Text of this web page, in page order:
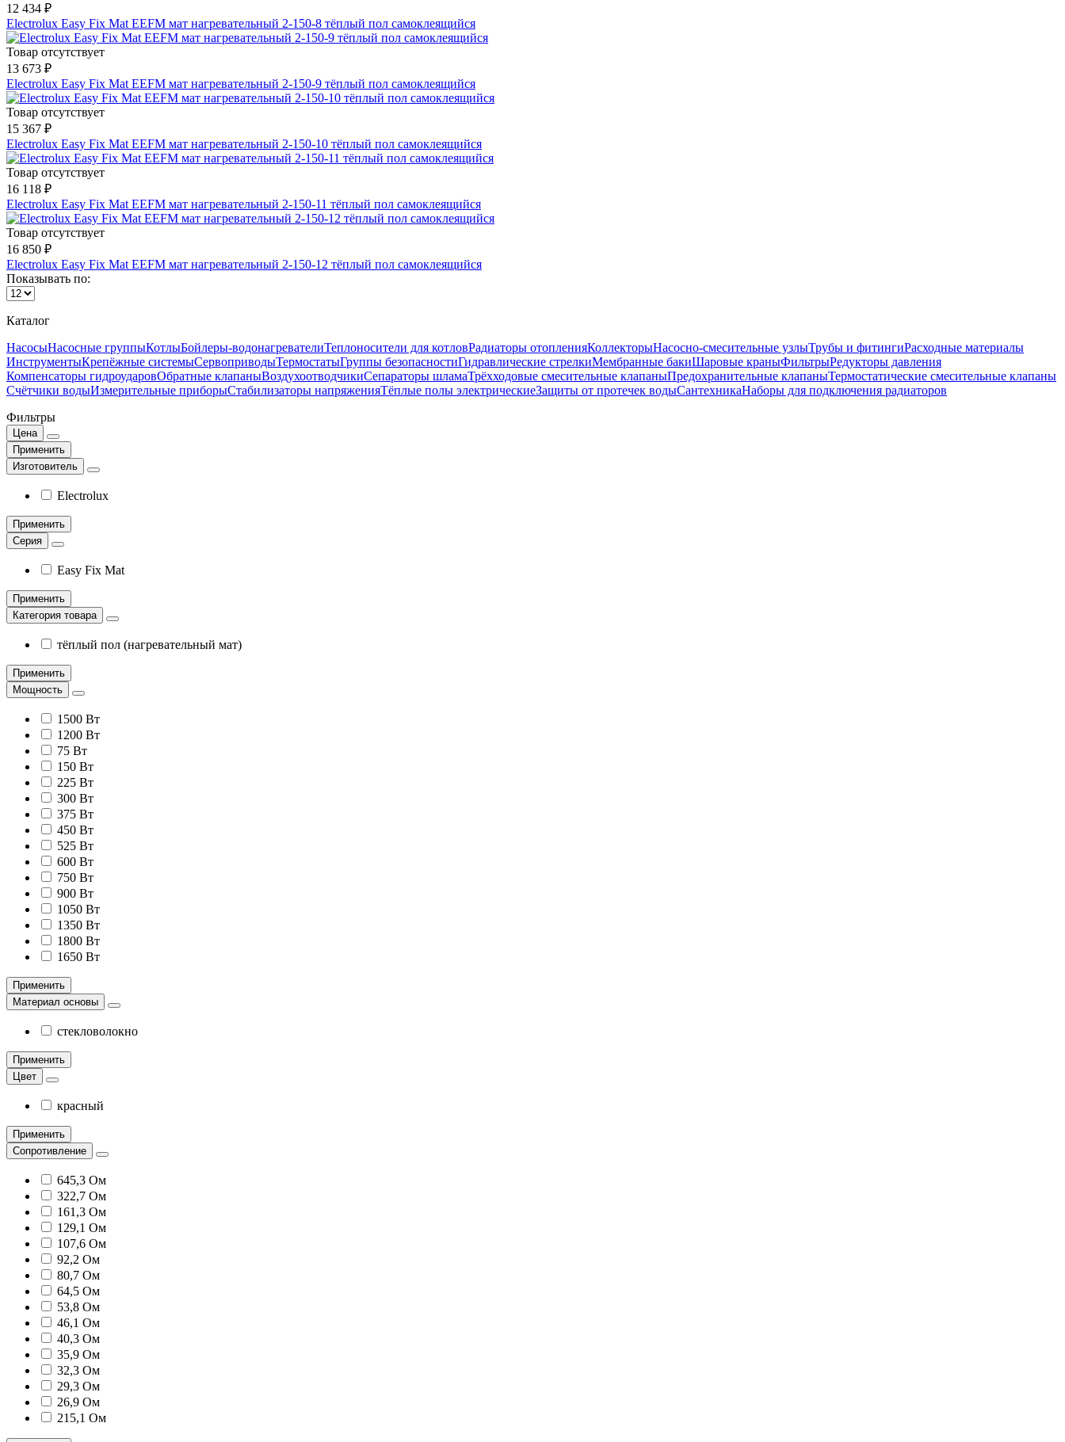
12 434 ₽
Electrolux Easy Fix Mat EEFM мат нагревательный 2-150-8 тёплый пол самоклеящийся
Товар отсутствует
13 673 ₽
Electrolux Easy Fix Mat EEFM мат нагревательный 2-150-9 тёплый пол самоклеящийся
Товар отсутствует
15 367 ₽
Electrolux Easy Fix Mat EEFM мат нагревательный 2-150-10 тёплый пол самоклеящийся
Товар отсутствует
16 118 ₽
Electrolux Easy Fix Mat EEFM мат нагревательный 2-150-11 тёплый пол самоклеящийся
Товар отсутствует
16 850 ₽
Electrolux Easy Fix Mat EEFM мат нагревательный 2-150-12 тёплый пол самоклеящийся
Показывать по:
Каталог
НасосыНасосные группыКотлыБойлеры-водонагревателиТеплоносители для котловРадиаторы отопленияКоллекторыНасосно-смесительные узлыТрубы и фитингиРасходные материалы
ИнструментыКрепёжные системыСервоприводыТермостатыГруппы безопасностиГидравлические стрелкиМембранные бакиШаровые краныФильтрыРедукторы давления
Компенсаторы гидроударовОбратные клапаныВоздухоотводчикиСепараторы шламаТрёхходовые смесительные клапаныПредохранительные клапаныТермостатические смесительные клапаны
Счётчики водыИзмерительные приборыСтабилизаторы напряженияТёплые полы электрическиеЗащиты от протечек водыСантехникаНаборы для подключения радиаторов
Фильтры
Цена
Применить
Изготовитель
Electrolux
Применить
Серия
Easy Fix Mat
Применить
Категория товара
тёплый пол (нагревательный мат)
Применить
Мощность
1500 Вт
1200 Вт
75 Вт
150 Вт
225 Вт
300 Вт
375 Вт
450 Вт
525 Вт
600 Вт
750 Вт
900 Вт
1050 Вт
1350 Вт
1800 Вт
1650 Вт
Применить
Материал основы
стекловолокно
Применить
Цвет
красный
Применить
Сопротивление
645,3 Ом
322,7 Ом
161,3 Ом
129,1 Ом
107,6 Ом
92,2 Ом
80,7 Ом
64,5 Ом
53,8 Ом
46,1 Ом
40,3 Ом
35,9 Ом
32,3 Ом
29,3 Ом
26,9 Ом
215,1 Ом